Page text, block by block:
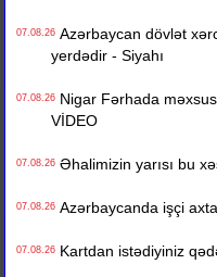
07.08.26Azərbaycan dövlət
yerdədir - Siyahı
07.08.26Nigar Fərhada məxsus
VİDEO
07.08.26Əhalimizin yarısı bu
07.08.26Azərbaycanda işçi
07.08.26Kartdan istədiyiniz